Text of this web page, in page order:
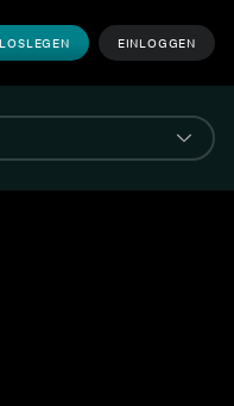
LOSLEGEN EINLOGGEN